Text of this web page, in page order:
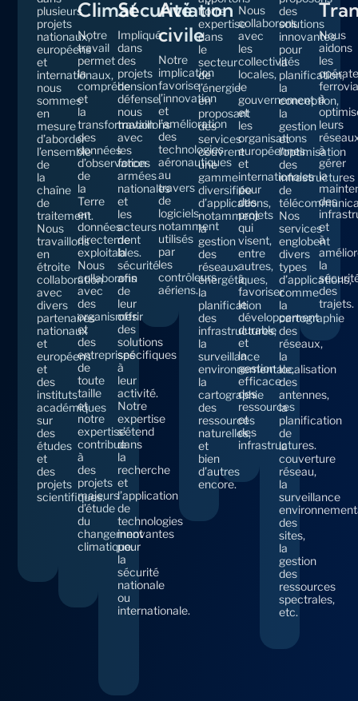
plusieurs
projets
nationaux,
européens
et
internationaux,
nous
sommes
en
mesure
d’aborder
l’ensemble
de
la
chaîne
de
traitement.
Nous
travaillons
en
étroite
collaboration
avec
divers
partenaires
nationaux
et
européens
et
des
instituts
académiques
sur
des
études
et
des
projets
scientifiques.
Climat
Notre
travail
permet
la
compréhension
et
la
transformation
des
données
d’observation
de
la
Terre
en
données
directement
exploitables.
Nous
collaborons
avec
des
organismes
et
des
entreprises
de
toute
taille
et
notre
expertise
contribue
à
des
projets
majeurs
d’étude
du
changement
climatique.
Sécurité
Impliqué
dans
des
projets
de
défense,
nous
travaillons
avec
les
forces
armées
nationales
et
les
acteurs
de
la
sécurité
afin
de
leur
offrir
des
solutions
spécifiques
à
leur
activité.
Notre
expertise
s’étend
dans
la
recherche
et
l’application
de
technologies
innovantes
pour
la
sécurité
nationale
ou
internationale.
Aviation
civile
Notre
implication
favorise
l’innovation
et
l’amélioration
des
technologies
aéronautiques
au
travers
de
logiciels
notamment
utilisés
par
les
contrôleurs
aériens.
notre
expertise
dans
le
secteur
de
l’énergie
en
proposant
des
services
couvrent
une
gamme
diversifiée
d’applications,
notamment
la
gestion
des
réseaux
énergétiques,
la
planification
des
infrastructures,
la
surveillance
environnementale,
la
cartographie
des
ressources
naturelles,
et
bien
d’autres
encore.
Nous
collaborons
avec
les
collectivités
locales,
le
gouvernement
et
les
organisations
européennes
et
internationales
pour
des
projets
qui
visent,
entre
autres,
à
favoriser
le
développement
durable
et
la
gestion
efficace
des
ressources
et
des
infrastructures.
des
solutions
innovantes
pour
la
planification,
la
conception,
la
gestion
et
l’optimisation
des
infrastructures
de
Nos
services
englobent
divers
types
d’applications,
comme
la
cartographie
des
réseaux,
la
localisation
des
antennes,
la
planification
de
la
couverture
réseau,
la
surveillance
des
sites,
la
gestion
des
ressources
spectrales,
etc.
Nous
aidons
les
à
leurs
à
gérer
la
des
et
à
la
des
trajets.